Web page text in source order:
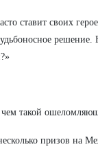
ставит своих
такой
призов на